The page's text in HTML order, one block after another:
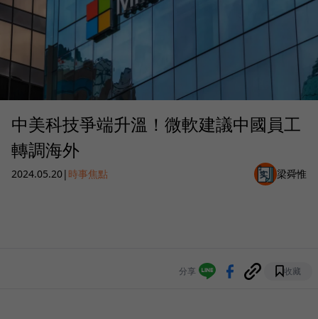
中美科技爭端升溫！微軟建議中國員工
轉調海外
2024.05.20| 時事焦點 梁舜惟
分享 收藏